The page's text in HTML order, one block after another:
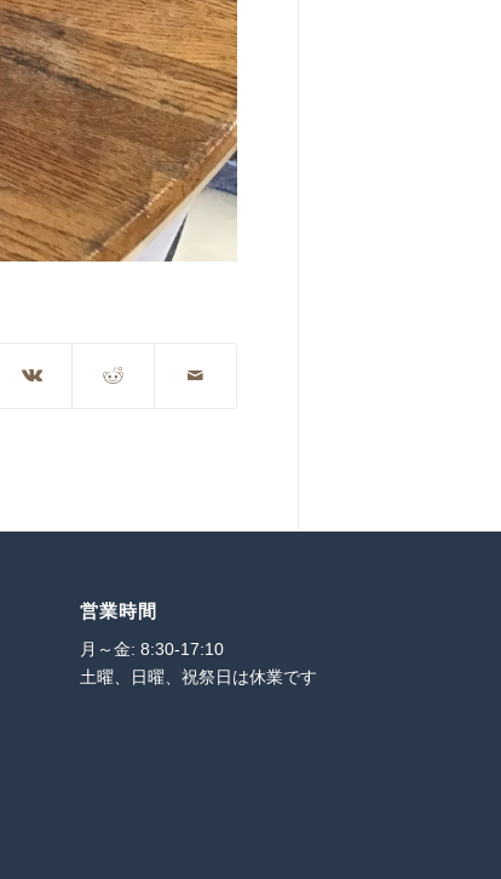
営業時間
月～金: 8:30-17:10
土曜、日曜、祝祭日は休業です